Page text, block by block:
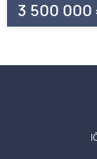
3 500 000